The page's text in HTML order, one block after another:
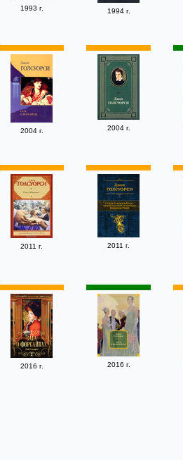
1993 г. 1994 г.
2004 г. 2004 г.
2011 г. 2011 г.
2016 г. 2016 г.